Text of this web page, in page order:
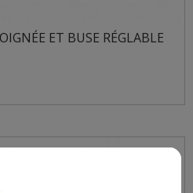
ET BUSE RÉGLABLE